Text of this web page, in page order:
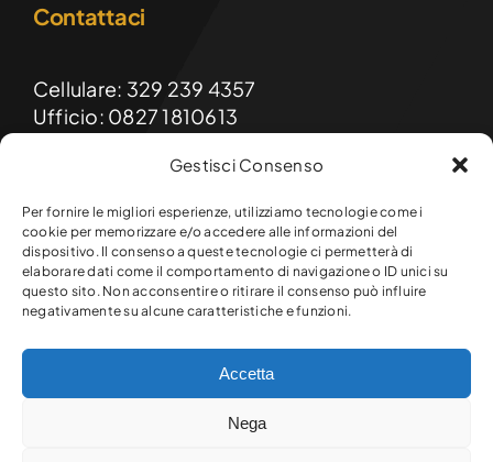
Gestisci Consenso
Per fornire le migliori esperienze, utilizziamo tecnologie come i
cookie per memorizzare e/o accedere alle informazioni del
dispositivo. Il consenso a queste tecnologie ci permetterà di
elaborare dati come il comportamento di navigazione o ID unici su
questo sito. Non acconsentire o ritirare il consenso può influire
negativamente su alcune caratteristiche e funzioni.
Accetta
Nega
Contattaci
Cellulare: 329 239 4357
Ufficio: 0827 1810613
Email: formainnovasrls@gmail.com
FormaInnova srls
Sede legale e operativa:
Via Raffaello, 9 – 83047 Lioni (AV)
© Copyright 2026 Formainnova srls. Tutti i diritti riservati.
P.Iva 03145720649 – R.E.A. AV-301641